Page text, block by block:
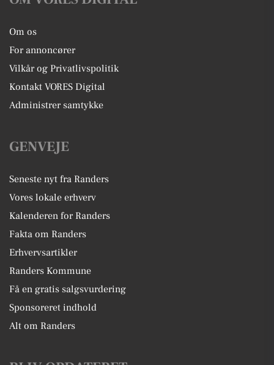
Om os
For annoncører
Vilkår og Privatlivspolitik
Kontakt VORES Digital
Administrer samtykke
GENVEJE
Seneste nyt fra Randers
Vores lokale erhverv
Kalenderen for Randers
Fakta om Randers
Erhvervsartikler
Randers Kommune
Få en gratis salgsvurdering
Sponsoreret indhold
Alt om Randers